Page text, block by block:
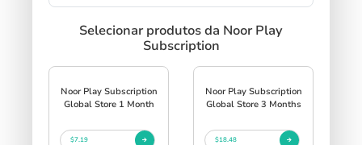
Selecionar produtos da Noor Play
Subscription
Noor Play Subscription
Global Store 1 Month
$7.19
Noor Play Subscription
Global Store 3 Months
$18.48